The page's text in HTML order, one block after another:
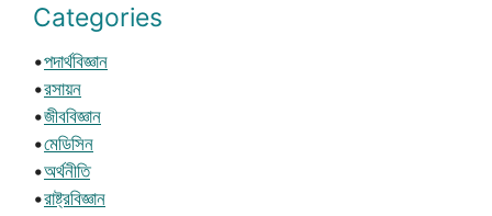
Categories
•পদার্থবিজ্ঞান
•রসায়ন
•জীববিজ্ঞান
•মেডিসিন
•অর্থনীতি
•রাষ্ট্রবিজ্ঞান